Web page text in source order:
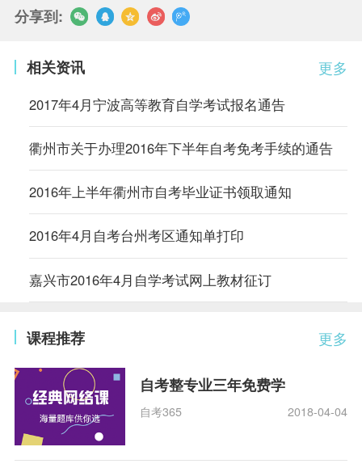
分享到:
更多
相关资讯
2017年4月宁波高等教育自学考试报名通告
衢州市关于办理2016年下半年自考免考手续的通告
2016年上半年衢州市自考毕业证书领取通知
2016年4月自考台州考区通知单打印
嘉兴市2016年4月自学考试网上教材征订
更多
课程推荐
自考整专业三年免费学
自考365 2018-04-04